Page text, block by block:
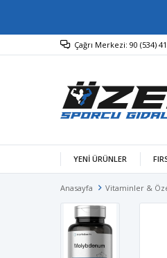
Çağrı Merkezi: 90 (534)
YENİ ÜRÜNLER
Anasayfa Vitaminler &